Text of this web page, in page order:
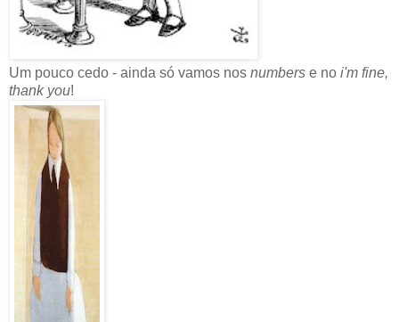
Um pouco cedo - ainda só vamos nos numbers e no i'm fine,
thank you!